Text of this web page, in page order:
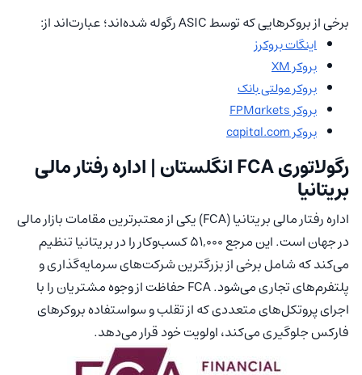
برخی از بروکرهایی که توسط ASIC رگوله شده‌اند؛ عبارت‌اند از:
اینگات بروکرز
بروکر XM
بروکر مولتی بانک
بروکر FPMarkets
بروکر capital.com
رگولاتوری FCA انگلستان | اداره رفتار مالی
بریتانیا
اداره رفتار مالی بریتانیا (FCA) یکی از معتبرترین مقامات بازار مالی
در جهان است. این مرجع ۵۱,۰۰۰ کسب‌وکار را در بریتانیا تنظیم
می‌کند که شامل برخی از بزرگترین شرکت‌های سرمایه‌گذاری و
پلتفرم‌های تجاری می‌شود. FCA حفاظت از وجوه مشتریان را با
اجرای پروتکل‌های متعددی که از تقلب و سواستفاده بروکرهای
فارکس جلوگیری می‌کند، اولویت خود قرار می‌دهد.